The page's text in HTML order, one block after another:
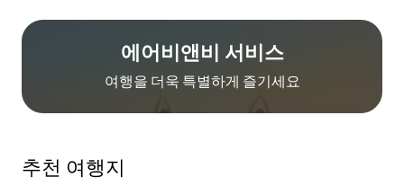
에어비앤비 서비스
여행을 더욱 특별하게 즐기세요
추천 여행지